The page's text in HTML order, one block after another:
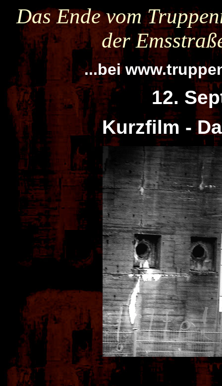
Das Ende vom
der
...bei
12.
Kurzfilm -